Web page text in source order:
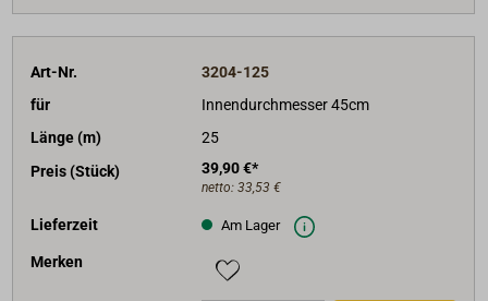
Art-Nr.
3204-125
für
Innendurchmesser 45cm
Länge (m)
25
Preis (Stück)
39,90 €*
netto: 33,53 €
Lieferzeit Am Lager
Merken